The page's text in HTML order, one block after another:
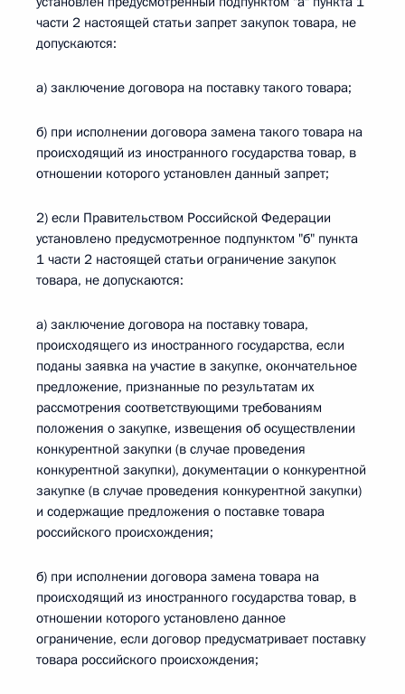
части 2 настоящей статьи запрет закупок товара, не
допускаются:
а) заключение договора на поставку такого товара;
б) при исполнении договора замена такого товара на
происходящий из иностранного государства товар, в
отношении которого установлен данный запрет;
2) если Правительством Российской Федерации
установлено предусмотренное подпунктом "б" пункта
1 части 2 настоящей статьи ограничение закупок
товара, не допускаются:
а) заключение договора на поставку товара,
происходящего из иностранного государства, если
поданы заявка на участие в закупке, окончательное
предложение, признанные по результатам их
рассмотрения соответствующими требованиям
положения о закупке, извещения об осуществлении
конкурентной закупки (в случае проведения
конкурентной закупки), документации о конкурентной
закупке (в случае проведения конкурентной закупки)
и содержащие предложения о поставке товара
российского происхождения;
б) при исполнении договора замена товара на
происходящий из иностранного государства товар, в
отношении которого установлено данное
ограничение, если договор предусматривает поставку
товара российского происхождения;